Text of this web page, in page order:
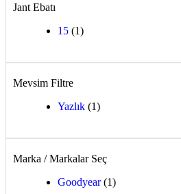
Jant Ebatı
15 (1)
Mevsim Filtre
Yazlık (1)
Marka / Markalar Seç
Goodyear (1)